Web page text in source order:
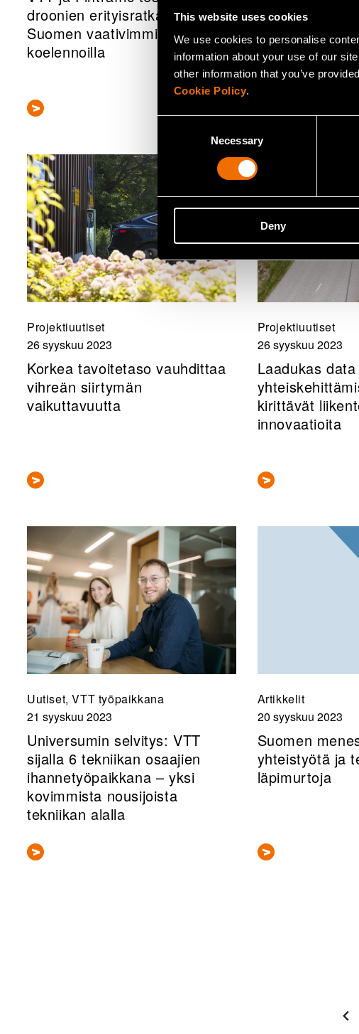
This website uses cookies
We use cookies to personalise
information about your use of our
other information that you’ve
Cookie Policy.
Necessary
Deny
droonien erityisratkaisuja
Suomen vaativimmilla
koelennoilla
yhdessä
turvallista
maanalaista
5G:n ja
Projektiuutiset
26 syyskuu 2023
Korkea tavoitetaso vauhdittaa
vihreän siirtymän
vaikuttavuutta
Projektiuutiset
26 syyskuu 2023
Laadukas
kirittävät
innovaatioita
Uutiset, VTT työpaikkana
21 syyskuu 2023
Universumin selvitys: VTT
sijalla 6 tekniikan osaajien
ihannetyöpaikkana – yksi
kovimmista nousijoista
tekniikan alalla
Artikkelit
20 syyskuu 2023
Suomen
yhteistyötä ja
läpimurtoja